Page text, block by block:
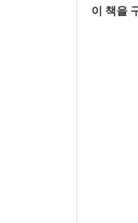
이 책을